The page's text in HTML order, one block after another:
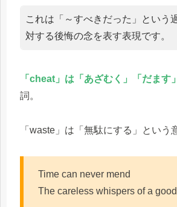
これは「～すべきだった」という
対する後悔の念を表す表現です。
「cheat」は「あざむく」「だます」
詞。
「waste」は「無駄にする」という
Time can never mend
The careless whispers of a